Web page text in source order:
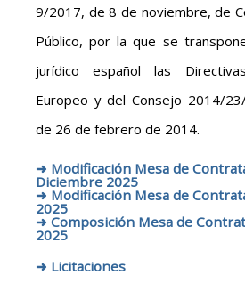
9/2017, de 8 de noviembre, de
Público, por la que se
jurídico español las
Europeo y del Consejo 2014/
de 26 de febrero de 2014.
➜ Modificación Mesa de
Diciembre 2025
➜ Modificación Mesa de
2025
➜ Composición Mesa de
2025
➜ Licitaciones